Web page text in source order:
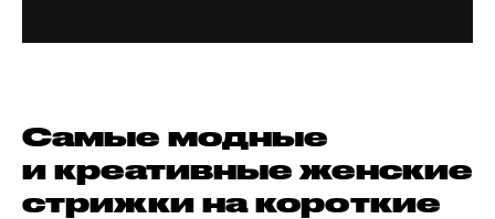
Самые модные
и креативные женские
стрижки на короткие